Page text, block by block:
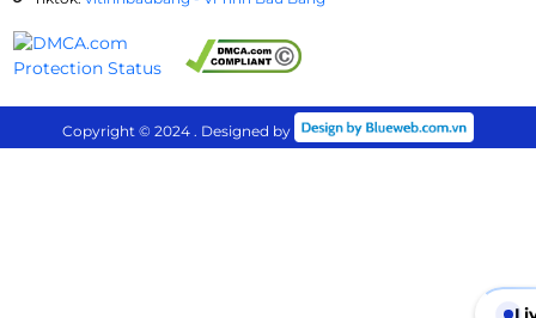
Copyright © 2024 . Designed by